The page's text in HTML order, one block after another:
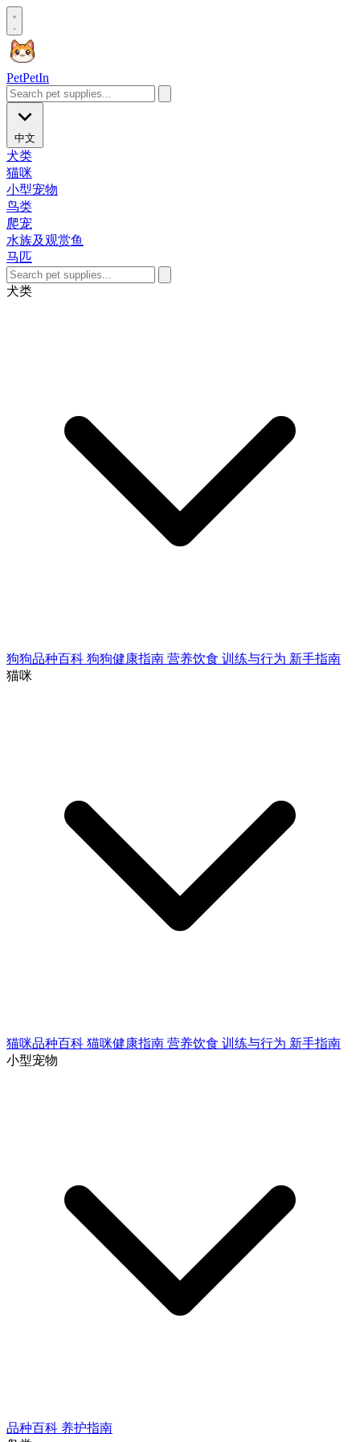
PetPetIn
中文
犬类
猫咪
小型宠物
鸟类
爬宠
水族及观赏鱼
马匹
犬类
狗狗品种百科 狗狗健康指南 营养饮食 训练与行为 新手指南
猫咪
猫咪品种百科 猫咪健康指南 营养饮食 训练与行为 新手指南
小型宠物
品种百科 养护指南